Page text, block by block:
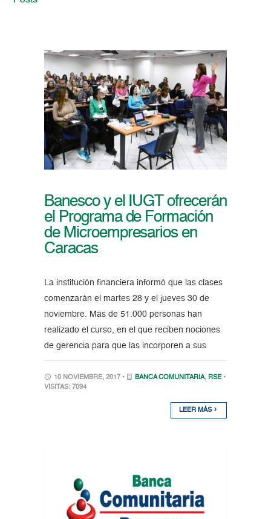
Banesco y el IUGT ofrecerán
el Programa de Formación
de Microempresarios en
Caracas
La institución financiera informó que las clases
comenzarán el martes 28 y el jueves 30 de
noviembre. Más de 51.000 personas han
realizado el curso, en el que reciben nociones
de gerencia para que las incorporen a sus
10 NOVIEMBRE, 2017 • BANCA COMUNITARIA, RSE •
VISITAS: 7094
LEER MÁS